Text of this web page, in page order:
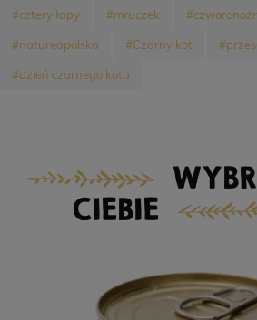
#cztery łapy #mruczek
#natureapolska #Czarny kot
#dzień czarnego kota
CIEBIE